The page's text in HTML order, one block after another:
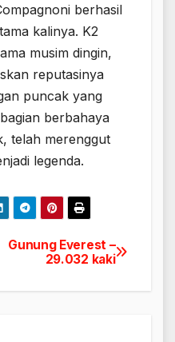
berhasil
kalinya. K2
musim dingin,
reputasinya
puncak yang
berbahaya
telah merenggut
legenda.
Gunung Everest –
29.032 kaki